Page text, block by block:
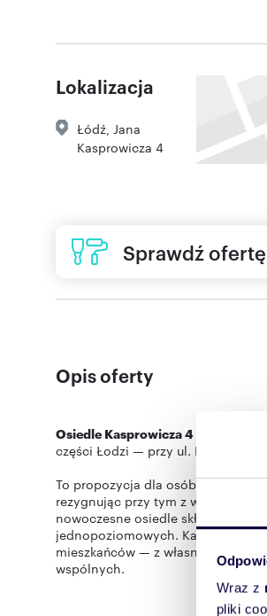
Wraz z
pliki
Lokalizacja
Łódź Jana
Kasprowicza 4
Sprawdź
Opis oferty
Osiedle Kasprowicza 4
części Łodzi — przy ul.
To propozycja dla osób, które
rezygnując przy tym z wygodnego
nowoczesne osiedle składające
jednopoziomowych. Każdy lokal
mieszkańców — z własnym
wspólnych.
Budowa inwestycji rozpoczyna